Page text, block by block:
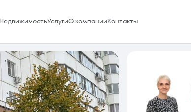
НедвижимостьУслугиО компании Контакты